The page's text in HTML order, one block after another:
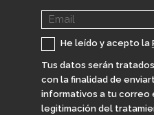
He leído y acepto la
Tus datos serán tratados
con la finalidad de
informativos a tu correo
legitimación del